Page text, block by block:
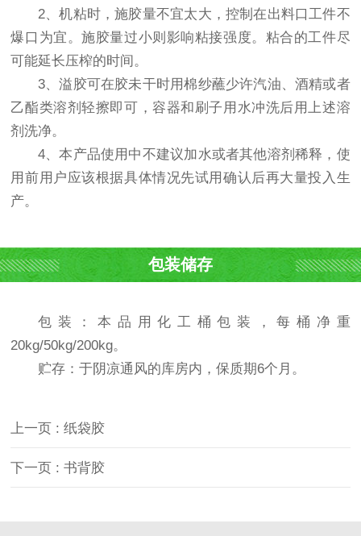
2、机粘时，施胶量不宜太大，控制在出料口工件不
爆口为宜。施胶量过小则影响粘接强度。粘合的工件尽
可能延长压榨的时间。
3、溢胶可在胶未干时用棉纱蘸少许汽油、酒精或者
乙酯类溶剂轻擦即可，容器和刷子用水冲洗后用上述溶
剂洗净。
4、本产品使用中不建议加水或者其他溶剂稀释，使
用前用户应该根据具体情况先试用确认后再大量投入生
产。
包装储存
包装：本品用化工桶包装，每桶净重
20kg/50kg/200kg。
贮存：于阴凉通风的库房内，保质期6个月。
上一页 : 纸袋胶
下一页 : 书背胶